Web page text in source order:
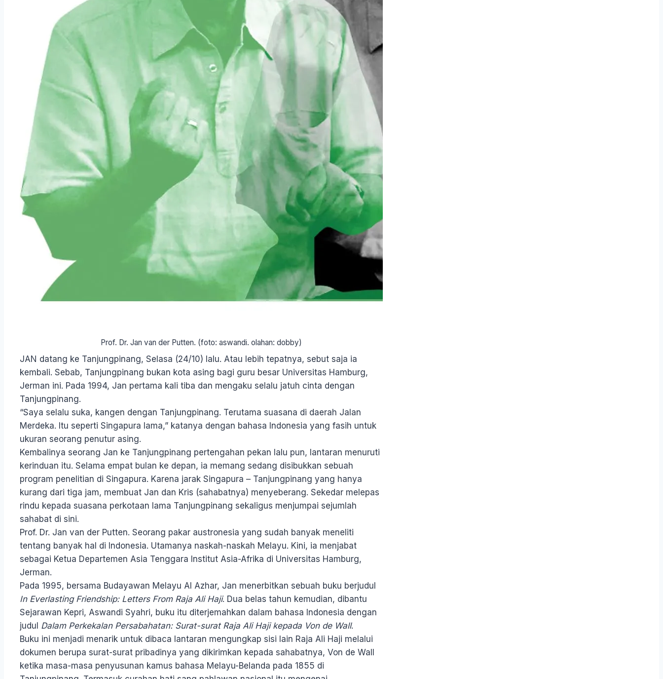
Prof. Dr. Jan van der Putten. (foto: aswandi. olahan: dobby)
JAN datang ke Tanjungpinang, Selasa (24/10) lalu. Atau lebih tepatnya, sebut saja ia
kembali. Sebab, Tanjungpinang bukan kota asing bagi guru besar Universitas Hamburg,
Jerman ini. Pada 1994, Jan pertama kali tiba dan mengaku selalu jatuh cinta dengan
Tanjungpinang.
“Saya selalu suka, kangen dengan Tanjungpinang. Terutama suasana di daerah Jalan
Merdeka. Itu seperti Singapura lama,” katanya dengan bahasa Indonesia yang fasih untuk
ukuran seorang penutur asing.
Kembalinya seorang Jan ke Tanjungpinang pertengahan pekan lalu pun, lantaran menuruti
kerinduan itu. Selama empat bulan ke depan, ia memang sedang disibukkan sebuah
program penelitian di Singapura. Karena jarak Singapura – Tanjungpinang yang hanya
kurang dari tiga jam, membuat Jan dan Kris (sahabatnya) menyeberang. Sekedar melepas
rindu kepada suasana perkotaan lama Tanjungpinang sekaligus menjumpai sejumlah
sahabat di sini.
Prof. Dr. Jan van der Putten. Seorang pakar austronesia yang sudah banyak meneliti
tentang banyak hal di Indonesia. Utamanya naskah-naskah Melayu. Kini, ia menjabat
sebagai Ketua Departemen Asia Tenggara Institut Asia-Afrika di Universitas Hamburg,
Jerman.
Pada 1995, bersama Budayawan Melayu Al Azhar, Jan menerbitkan sebuah buku berjudul
In Everlasting Friendship: Letters From Raja Ali Haji. Dua belas tahun kemudian, dibantu
Sejarawan Kepri, Aswandi Syahri, buku itu diterjemahkan dalam bahasa Indonesia dengan
judul Dalam Perkekalan Persabahatan: Surat-surat Raja Ali Haji kepada Von de Wall.
Buku ini menjadi menarik untuk dibaca lantaran mengungkap sisi lain Raja Ali Haji melalui
dokumen berupa surat-surat pribadinya yang dikirimkan kepada sahabatnya, Von de Wall
ketika masa-masa penyusunan kamus bahasa Melayu-Belanda pada 1855 di